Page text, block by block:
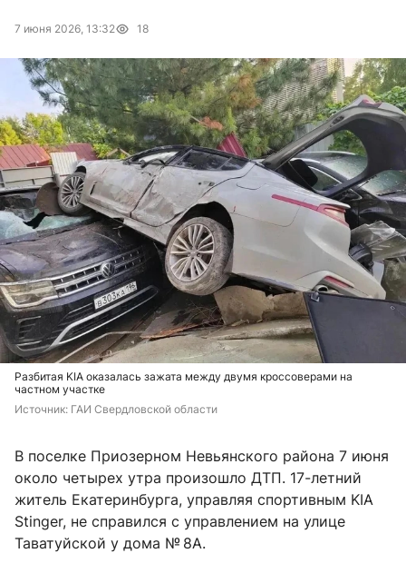
7 июня 2026, 13:32 18
Разбитая KIA оказалась зажата между двумя кроссоверами на
частном участке
Источник: ГАИ Свердловской области
В поселке Приозерном Невьянского района 7 июня
около четырех утра произошло ДТП. 17-летний
житель Екатеринбурга, управляя спортивным KIA
Stinger, не справился с управлением на улице
Таватуйской у дома № 8А.